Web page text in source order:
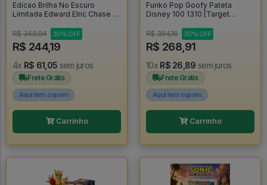
Edicao Brilha No Escuro
Limitada Edward Elric Chase -
R$ 348,84
30% OFF
R$ 244,19
4x R$ 61,05 sem juros
Frete Grátis
Aqui tem cupom
Carrinho
Funko Pop Goofy Pateta
Disney 100 1310 [Target
R$ 384,16
30% OFF
R$ 268,91
10x R$ 26,89 sem juros
Frete Grátis
Aqui tem cupom
Carrinho